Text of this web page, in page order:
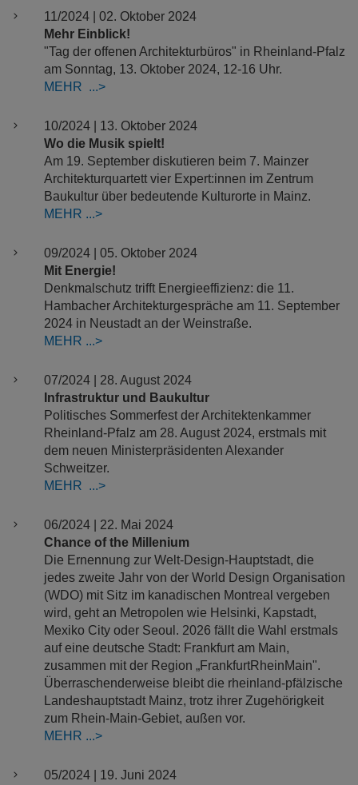
11/2024 | 02. Oktober 2024
Mehr Einblick!
"Tag der offenen Architekturbüros" in Rheinland-Pfalz
am Sonntag, 13. Oktober 2024, 12-16 Uhr.
MEHR
10/2024 | 13. Oktober 2024
Wo die Musik spielt!
Am 19. September diskutieren beim 7. Mainzer
Architekturquartett vier Expert:innen im Zentrum
Baukultur über bedeutende Kulturorte in Mainz.
MEHR
09/2024 | 05. Oktober 2024
Mit Energie!
Denkmalschutz trifft Energieeffizienz: die 11.
Hambacher Architekturgespräche am 11. September
2024 in Neustadt an der Weinstraße.
MEHR
07/2024 | 28. August 2024
Infrastruktur und Baukultur​​​​​​​
Politisches Sommerfest der Architektenkammer
Rheinland-Pfalz am 28. August 2024, erstmals mit
dem neuen Ministerpräsidenten Alexander
Schweitzer.
MEHR
06/2024 | 22. Mai 2024
Chance of the Millenium
Die Ernennung zur Welt-Design-Hauptstadt, die
jedes zweite Jahr von der World Design Organisation
(WDO) mit Sitz im kanadischen Montreal vergeben
wird, geht an Metropolen wie Helsinki, Kapstadt,
Mexiko City oder Seoul. 2026 fällt die Wahl erstmals
auf eine deutsche Stadt: Frankfurt am Main,
zusammen mit der Region „FrankfurtRheinMain".
Überraschenderweise bleibt die rheinland-pfälzische
Landeshauptstadt Mainz, trotz ihrer Zugehörigkeit
zum Rhein-Main-Gebiet, außen vor.
MEHR
05/2024 | 19. Juni 2024